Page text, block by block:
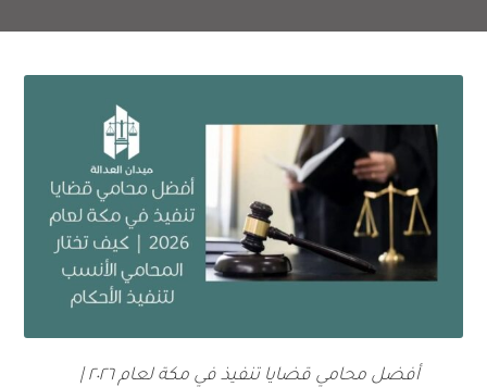
أفضل محامي قضايا تنفيذ في مكة لعام ٢٠٢٦ |